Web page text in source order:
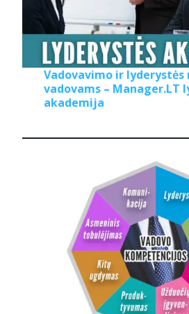
Vadovavimo ir lyderystės
vadovams – Manager.LT
akademija